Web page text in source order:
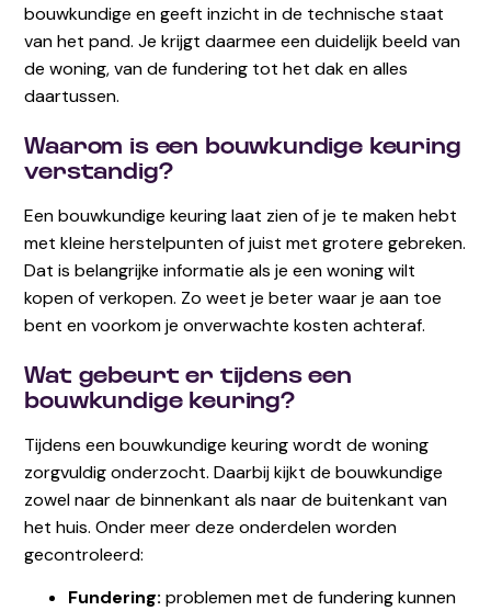
bouwkundige en geeft inzicht in de technische staat
van het pand. Je krijgt daarmee een duidelijk beeld van
de woning, van de fundering tot het dak en alles
daartussen.
Waarom is een bouwkundige keuring
verstandig?
Een bouwkundige keuring laat zien of je te maken hebt
met kleine herstelpunten of juist met grotere gebreken.
Dat is belangrijke informatie als je een woning wilt
kopen of verkopen. Zo weet je beter waar je aan toe
bent en voorkom je onverwachte kosten achteraf.
Wat gebeurt er tijdens een
bouwkundige keuring?
Tijdens een bouwkundige keuring wordt de woning
zorgvuldig onderzocht. Daarbij kijkt de bouwkundige
zowel naar de binnenkant als naar de buitenkant van
het huis. Onder meer deze onderdelen worden
gecontroleerd:
Fundering: problemen met de fundering kunnen